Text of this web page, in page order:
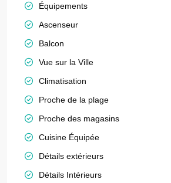
Équipements
Ascenseur
Balcon
Vue sur la Ville
Climatisation
Proche de la plage
Proche des magasins
Cuisine Équipée
Détails extérieurs
Détails Intérieurs